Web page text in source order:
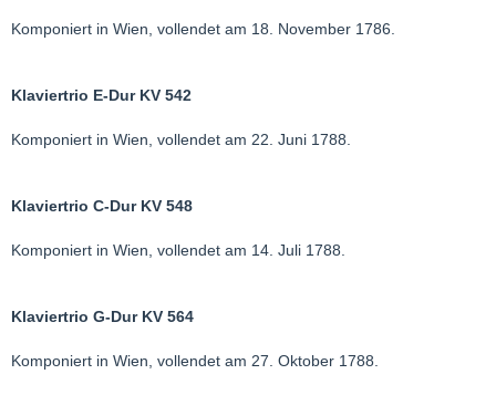
Komponiert in Wien, vollendet am 18. November 1786.
Klaviertrio E-Dur KV 542
Komponiert in Wien, vollendet am 22. Juni 1788.
Klaviertrio C-Dur KV 548
Komponiert in Wien, vollendet am 14. Juli 1788.
Klaviertrio G-Dur KV 564
Komponiert in Wien, vollendet am 27. Oktober 1788.